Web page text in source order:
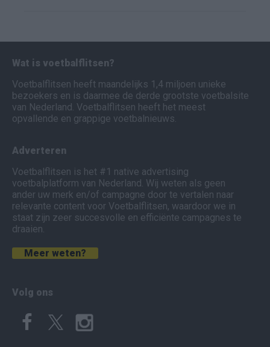
Wat is voetbalflitsen?
Voetbalflitsen heeft maandelijks 1,4 miljoen unieke
bezoekers en is daarmee de derde grootste voetbalsite
van Nederland. Voetbalflitsen heeft het meest
opvallende en grappige voetbalnieuws.
Adverteren
Voetbalflitsen is het #1 native advertising
voetbalplatform van Nederland. Wij weten als geen
ander uw merk en/of campagne door te vertalen naar
relevante content voor Voetbalflitsen, waardoor we in
staat zijn zeer succesvolle en efficiënte campagnes te
draaien.
Meer weten?
Volg ons